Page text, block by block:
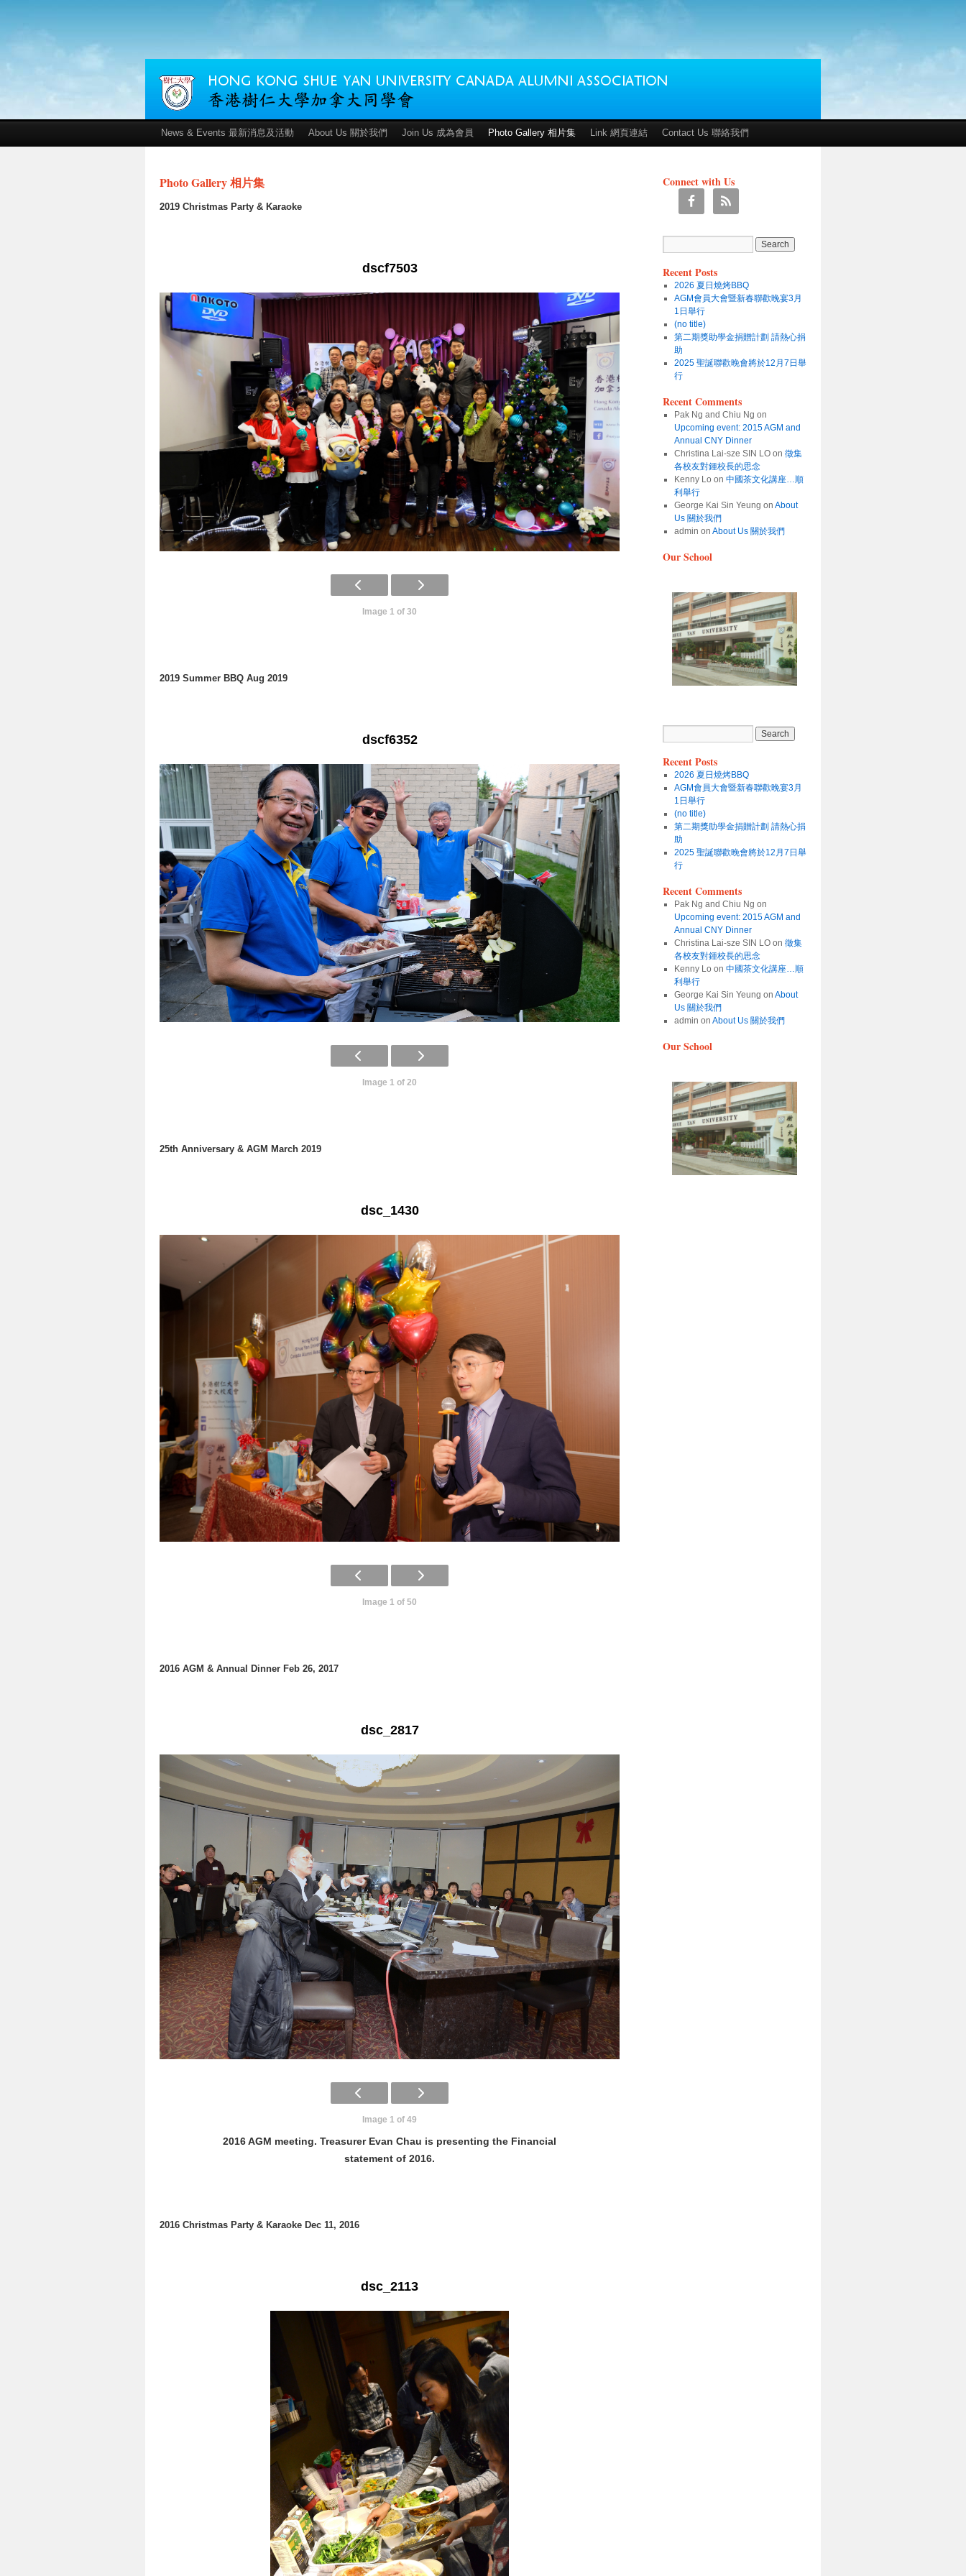
News & Events 最新消息及活動 About Us 關於我們 Join Us 成為會員 Photo Gallery 相片集 Link 網頁連結 Contact Us 聯絡我們
Photo Gallery 相片集
2019 Christmas Party & Karaoke
dscf7503
Image 1 of 30
2019 Summer BBQ Aug 2019
dscf6352
Image 1 of 20
25th Anniversary & AGM March 2019
dsc_1430
Image 1 of 50
2016 AGM & Annual Dinner Feb 26, 2017
dsc_2817
Image 1 of 49
2016 AGM meeting. Treasurer Evan Chau is presenting the Financial
statement of 2016.
2016 Christmas Party & Karaoke Dec 11, 2016
dsc_2113
Connect with Us
Recent Posts
2026 夏日燒烤BBQ
AGM會員大會暨新春聯歡晚宴3月
1日舉行
(no title)
第二期獎助學金捐贈計劃 請熱心捐
助
2025 聖誕聯歡晚會將於12月7日舉
行
Recent Comments
Pak Ng and Chiu Ng on
Upcoming event: 2015 AGM and
Annual CNY Dinner
Christina Lai-sze SIN LOon 徵集
各校友對鍾校長的思念
Kenny Lo on 中國茶文化講座…順
利舉行
George Kai Sin Yeung on About
Us 關於我們
admin on About Us 關於我們
Our School
Recent Posts
2026 夏日燒烤BBQ
AGM會員大會暨新春聯歡晚宴3月
1日舉行
(no title)
第二期獎助學金捐贈計劃 請熱心捐
助
2025 聖誕聯歡晚會將於12月7日舉
行
Recent Comments
Pak Ng and Chiu Ng on
Upcoming event: 2015 AGM and
Annual CNY Dinner
Christina Lai-sze SIN LOon 徵集
各校友對鍾校長的思念
Kenny Lo on 中國茶文化講座…順
利舉行
George Kai Sin Yeung on About
Us 關於我們
admin on About Us 關於我們
Our School